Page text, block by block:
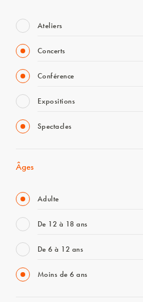
Ateliers
Concerts
Conférence
Expositions
Spectacles
Âges
Adulte
De 12 à 18 ans
De 6 à 12 ans
Moins de 6 ans